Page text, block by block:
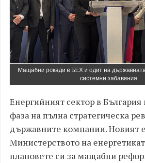
Мащабни рокади в БЕХ и одит на
системни забавяния
Енергийният сектор в България
фаза на пълна стратегическа
държавните компании. Новият
Министерството на
плановете си за мащабни